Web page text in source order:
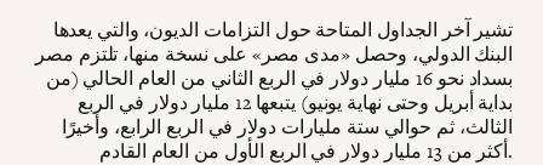
تشير آخر الجداول المتاحة حول التزامات الديون، والتي يعدها
البنك الدولي، وحصل «مدى مصر» على نسخة منها، تلتزم مصر
بسداد نحو 16 مليار دولار في الربع الثاني من العام الحالي (من
بداية أبريل وحتى نهاية يونيو) يتبعها 12 مليار دولار في الربع
الثالث، ثم حوالي ستة مليارات دولار في الربع الرابع، وأخيرًا
أكثر من 13 مليار دولار في الربع الأول من العام القادم.